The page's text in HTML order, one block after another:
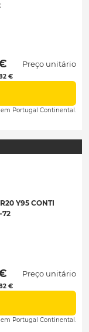
€
Preço unitário
em Portugal Continental.
Y95 CONTI
72
€
Preço unitário
em Portugal Continental.